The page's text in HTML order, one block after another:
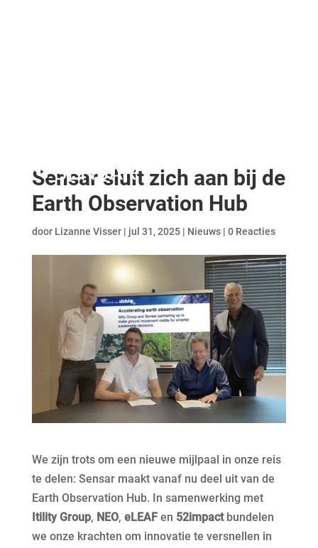
Sensar sluit zich aan bij de
Earth Observation Hub
door Lizanne Visser| jul 31, 2025| Nieuws| 0 Reacties
We zijn trots om een nieuwe mijlpaal in onze reis
te delen: Sensar maakt vanaf nu deel uit van de
Earth Observation Hub. In samenwerking met
Itility Group, NEO, eLEAFen 52impactbundelen
we onze krachten om innovatie te versnellen in